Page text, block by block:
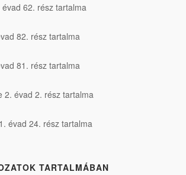
62. rész tartalma
82. rész tartalma
81. rész tartalma
2. évad 2. rész tartalma
évad 24. rész tartalma
TARTALMÁBAN